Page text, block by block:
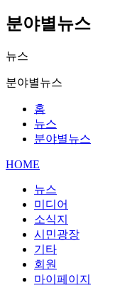
분야별뉴스
뉴스
분야별뉴스
홈
뉴스
분야별뉴스
HOME
뉴스
미디어
소식지
시민광장
기타
회원
마이페이지